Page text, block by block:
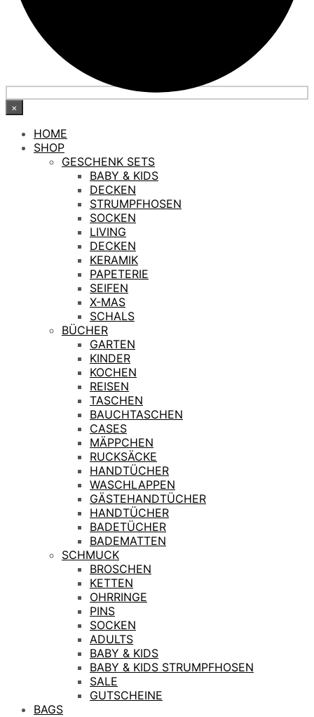
×
HOME
SHOP
GESCHENK SETS
BABY & KIDS
DECKEN
STRUMPFHOSEN
SOCKEN
LIVING
DECKEN
KERAMIK
PAPETERIE
SEIFEN
X-MAS
SCHALS
BÜCHER
GARTEN
KINDER
KOCHEN
REISEN
TASCHEN
BAUCHTASCHEN
CASES
MÄPPCHEN
RUCKSÄCKE
HANDTÜCHER
WASCHLAPPEN
GÄSTEHANDTÜCHER
HANDTÜCHER
BADETÜCHER
BADEMATTEN
SCHMUCK
BROSCHEN
KETTEN
OHRRINGE
PINS
SOCKEN
ADULTS
BABY & KIDS
BABY & KIDS STRUMPFHOSEN
SALE
GUTSCHEINE
BAGS